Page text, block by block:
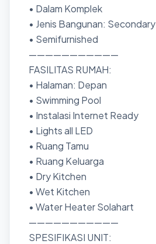
• Dalam Komplek
• Jenis Bangunan: Secondary
• Semifurnished
———————————
FASILITAS RUMAH:
• Halaman: Depan
• Swimming Pool
• Instalasi Internet Ready
• Lights all LED
• Ruang Tamu
• Ruang Keluarga
• Dry Kitchen
• Wet Kitchen
• Water Heater Solahart
———————————
SPESIFIKASI UNIT: